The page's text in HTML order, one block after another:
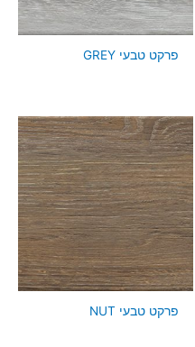
פרקט טבעי GREY
פרקט טבעי NUT